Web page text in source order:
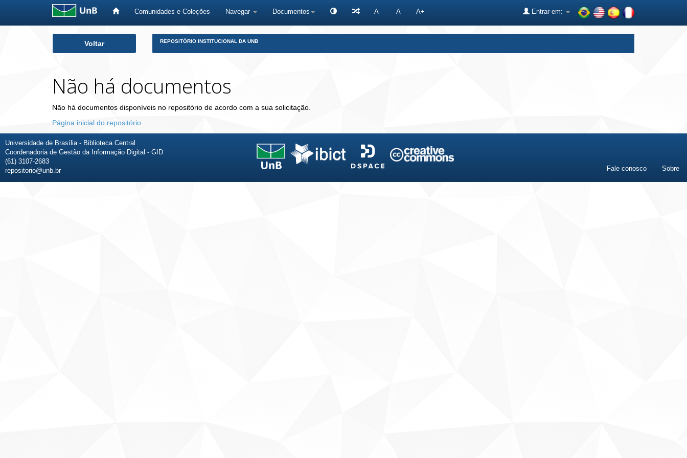
Comunidades e Coleções Navegar Documentos A- A A+ Entrar em:
Voltar REPOSITÓRIO INSTITUCIONAL DA UNB
Não há documentos
Não há documentos disponíveis no repositório de acordo com a sua solicitação.
Página inicial do repositório
Universidade de Brasília - Biblioteca Central
Coordenadoria de Gestão da Informação Digital - GID
(61) 3107-2683
repositorio@unb.br
Fale conosco Sobre